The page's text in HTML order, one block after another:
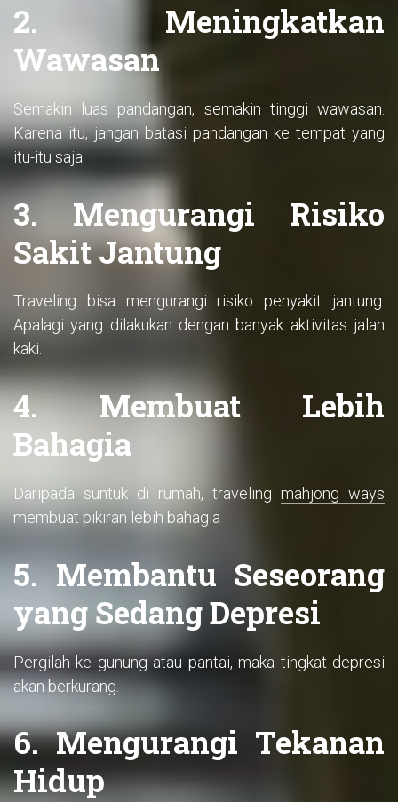
2. Meningkatkan
Wawasan
Semakin luas pandangan, semakin tinggi wawasan.
Karena itu, jangan batasi pandangan ke tempat yang
itu-itu saja.
3. Mengurangi Risiko
Sakit Jantung
Traveling bisa mengurangi risiko penyakit jantung.
Apalagi yang dilakukan dengan banyak aktivitas jalan
kaki.
4. Membuat Lebih
Bahagia
Daripada suntuk di rumah, traveling mahjong ways
membuat pikiran lebih bahagia
5. Membantu Seseorang
yang Sedang Depresi
Pergilah ke gunung atau pantai, maka tingkat depresi
akan berkurang.
6. Mengurangi Tekanan
Hidup